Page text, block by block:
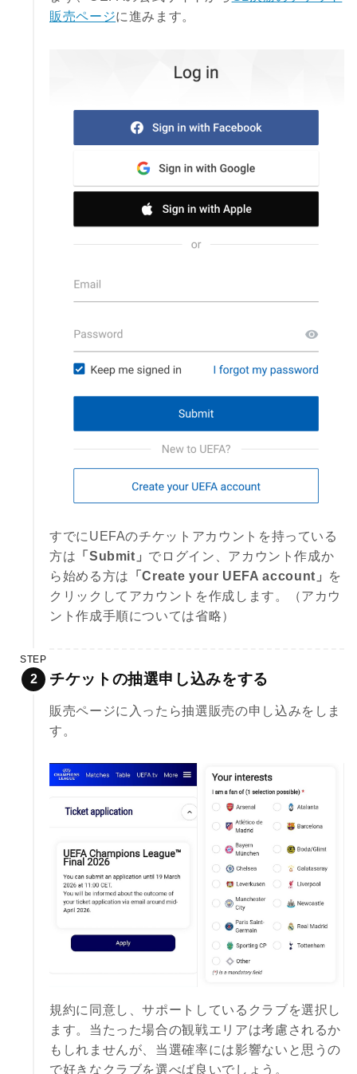
販売ページに進みます。
すでにUEFAのチケットアカウントを持っている
方は 「Submit」 でログイン、アカウント作成か
ら始める方は
「Create your UEFA account」 を
クリックしてアカウントを作成します。（アカウ
ント作成手順については省略）
STEP
チケットの抽選申し込みをする
販売ページに入ったら抽選販売の申し込みをしま
す。
規約に同意し、サポートしているクラブを選択し
ます。当たった場合の観戦エリアは考慮されるか
もしれませんが、当選確率には影響ないと思うの
で好きなクラブを選べば良いでしょう。